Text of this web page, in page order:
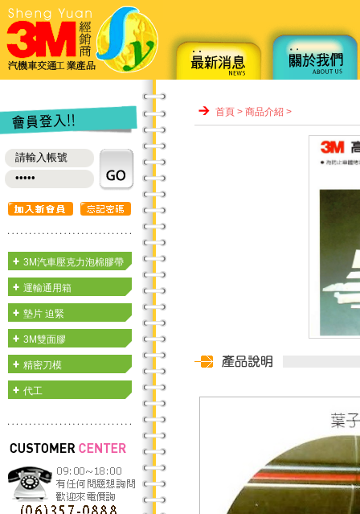
3M汽車壓克力泡棉膠帶
運輸通用箱
墊片 迫緊
3M雙面膠
精密刀模
代工
首頁 > 商品介紹 >